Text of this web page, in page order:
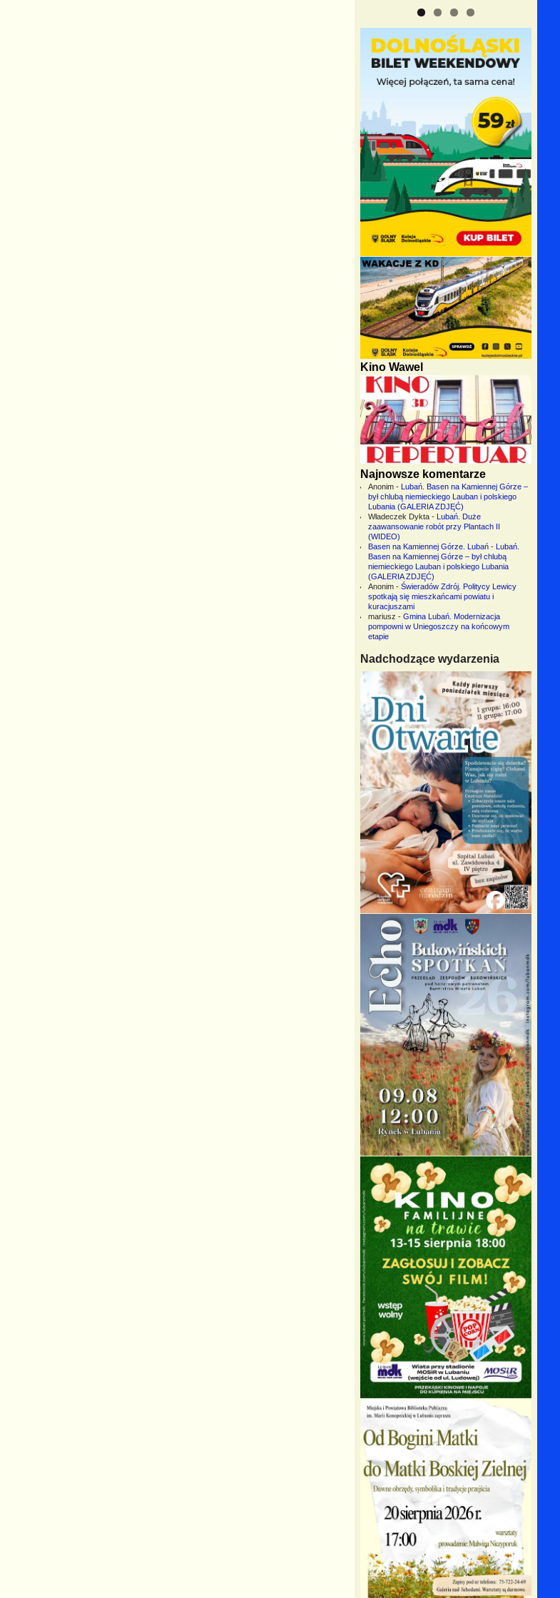
Kino Wawel
Najnowsze komentarze
Anonim- Lubań. Basen na Kamiennej Górze –
był chlubą niemieckiego Lauban i polskiego
Lubania (GALERIA ZDJĘĆ)
Władeczek Dykta- Lubań. Duże
zaawansowanie robót przy Plantach II
(WIDEO)
Basen na Kamiennej Górze. Lubań- Lubań.
Basen na Kamiennej Górze – był chlubą
niemieckiego Lauban i polskiego Lubania
(GALERIA ZDJĘĆ)
Anonim- Świeradów Zdrój. Politycy Lewicy
spotkają się mieszkańcami powiatu i
kuracjuszami
mariusz - Gmina Lubań. Modernizacja
pompowni w Uniegoszczy na końcowym
etapie
Nadchodzące wydarzenia